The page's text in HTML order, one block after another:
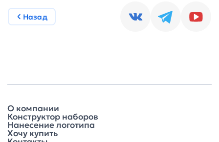
Назад
О компании
Конструктор наборов
Нанесение логотипа
Хочу купить